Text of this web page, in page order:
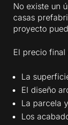
No existe un
casas
proyecto
El precio
La
El diseño
La parcela
Los